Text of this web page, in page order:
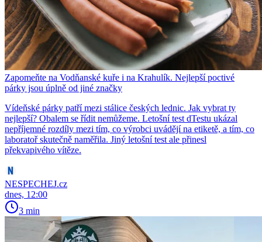
Zapomeňte na Vodňanské kuře i na Krahulík. Nejlepší poctivé
párky jsou úplně od jiné značky
Vídeňské párky patří mezi stálice českých lednic. Jak vybrat ty
nejlepší? Obalem se řídit nemůžeme. Letošní test dTestu ukázal
nepříjemné rozdíly mezi tím, co výrobci uvádějí na etiketě, a tím, co
laboratoř skutečně naměřila. Jiný letošní test ale přinesl
překvapivého vítěze.
NESPECHEJ.cz
dnes, 12:00
3 min